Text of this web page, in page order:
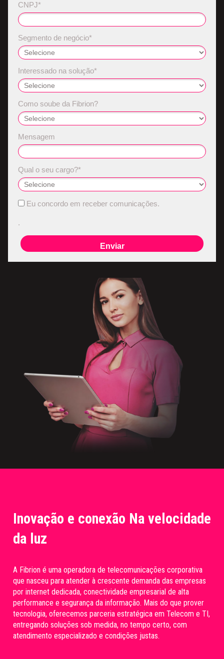
CNPJ*
Segmento de negócio*
Interessado na solução*
Como soube da Fibrion?
Mensagem
Qual o seu cargo?*
Eu concordo em receber comunicações.
.
Enviar
Inovação e conexão Na velocidade
da luz
A Fibrion é uma operadora de telecomunicações corporativa
que nasceu para atender à crescente demanda das empresas
por internet dedicada, conectividade empresarial de alta
performance e segurança da informação. Mais do que prover
tecnologia, oferecemos parceria estratégica em Telecom e TI,
entregando soluções sob medida, no tempo certo, com
atendimento especializado e condições justas.